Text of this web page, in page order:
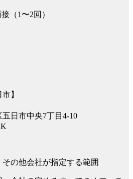
（1〜2回）
】
日市中央7丁目4-10
の他会社が指定する範囲